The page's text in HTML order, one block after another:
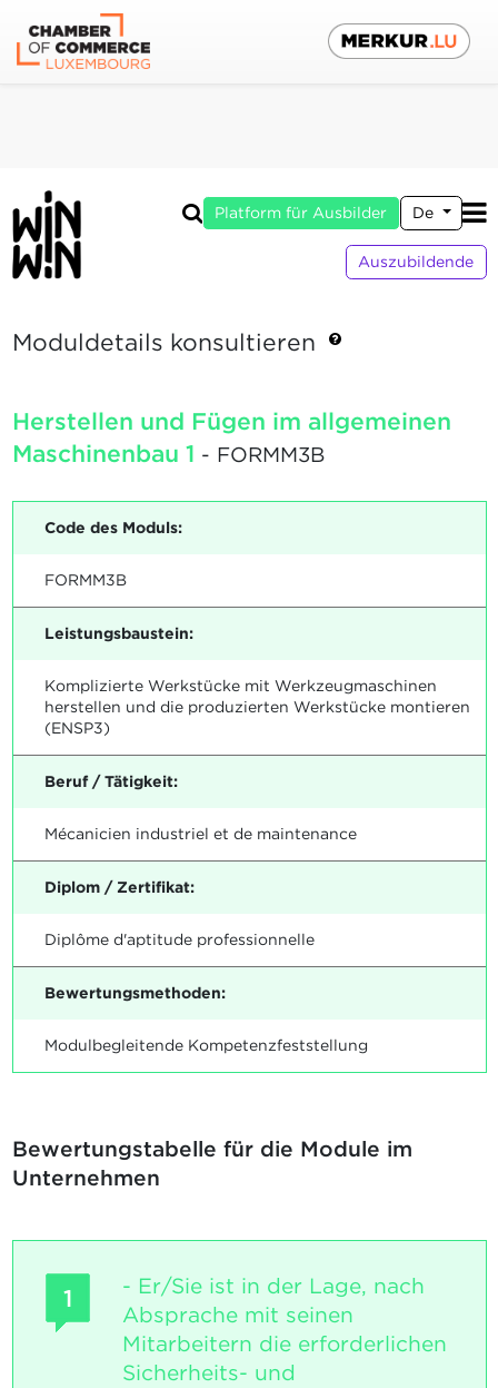
Platform für Ausbilder De
Auszubildende
Moduldetails konsultieren
Herstellen und Fügen im allgemeinen
Maschinenbau 1 - FORMM3B
Code des Moduls:
FORMM3B
Leistungsbaustein:
Komplizierte Werkstücke mit Werkzeugmaschinen
herstellen und die produzierten Werkstücke montieren
(ENSP3)
Beruf / Tätigkeit:
Mécanicien industriel et de maintenance
Diplom / Zertifikat:
Diplôme d'aptitude professionnelle
Bewertungsmethoden:
Modulbegleitende Kompetenzfeststellung
Bewertungstabelle für die Module im
Unternehmen
1
- Er/Sie ist in der Lage, nach
Absprache mit seinen
Mitarbeitern die erforderlichen
Sicherheits- und